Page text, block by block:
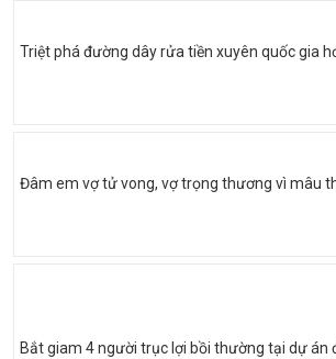
Triệt phá đường dây rửa tiền xuyên quốc gia
Đâm em vợ tử vong, vợ trọng thương vì mâu
Bắt giam 4 người trục lợi bồi thường tại dự án